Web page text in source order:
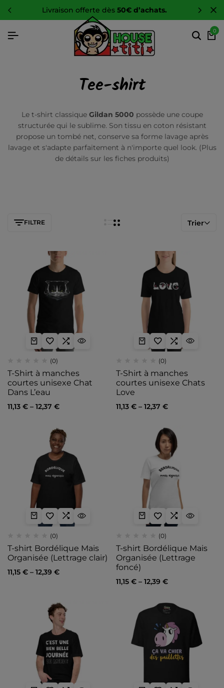
-10 %sur toute la
0
Tee-shirt
Le t-shirt classique Gildan 5000 possède une coupe
structurée qui le sublime. Son tissu en coton résistant
propose un tombé net, conserve sa forme lavage après
lavage et s'adapte parfaitement à n'importe quel look. (Plus
de détails sur les fiches produits)
FILTRE Trier
(0)
T-Shirt à manches
courtes unisexe Chat
Dans L’eau
11,13 € – 12,37 €
(0)
T-Shirt à manches
courtes unisexe Chats
Love
11,13 €– 12,37 €
(0)
T-shirt Bordélique Mais
Organisée (Lettrage clair)
11,15 € – 12,39 €
(0)
T-shirt Bordélique Mais
Organisée (Lettrage
foncé)
11,15 €– 12,39 €